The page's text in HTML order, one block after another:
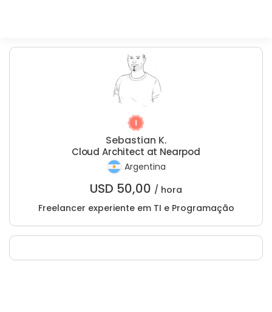
Sebastian K.
Cloud Architect at Nearpod
Argentina
USD 50,00 / hora
Freelancer experiente em TI e Programação